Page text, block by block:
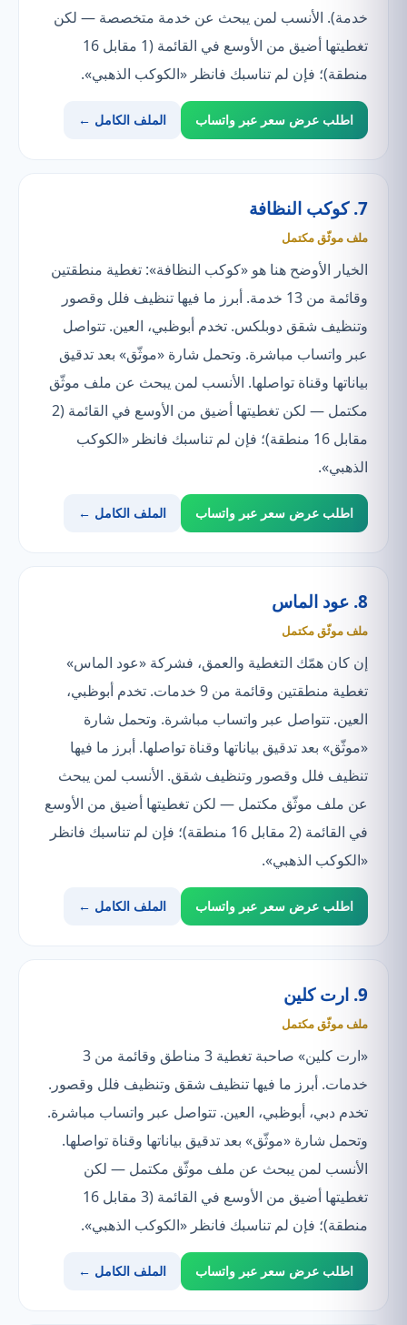
خدمة). الأنسب لمن يبحث عن خدمة متخصصة — لكن
تغطيتها أضيق من الأوسع في القائمة (1 مقابل 16
منطقة)؛ فإن لم تناسبك فانظر «الكوكب الذهبي».
اطلب عرض سعر عبر واتساب الملف الكامل ←
7. كوكب النظافة
ملف موثّق مكتمل
الخيار الأوضح هنا هو «كوكب النظافة»: تغطية منطقتين
وقائمة من 13 خدمة. أبرز ما فيها تنظيف فلل وقصور
وتنظيف شقق دوبلكس. تخدم أبوظبي، العين. تتواصل
عبر واتساب مباشرة. وتحمل شارة «موثّق» بعد تدقيق
بياناتها وقناة تواصلها. الأنسب لمن يبحث عن ملف موثّق
مكتمل — لكن تغطيتها أضيق من الأوسع في القائمة (2
مقابل 16 منطقة)؛ فإن لم تناسبك فانظر «الكوكب
الذهبي».
اطلب عرض سعر عبر واتساب الملف الكامل ←
8. عود الماس
ملف موثّق مكتمل
إن كان همّك التغطية والعمق، فشركة «عود الماس»
تغطية منطقتين وقائمة من 9 خدمات. تخدم أبوظبي،
العين. تتواصل عبر واتساب مباشرة. وتحمل شارة
«موثّق» بعد تدقيق بياناتها وقناة تواصلها. أبرز ما فيها
تنظيف فلل وقصور وتنظيف شقق. الأنسب لمن يبحث
عن ملف موثّق مكتمل — لكن تغطيتها أضيق من الأوسع
في القائمة (2 مقابل 16 منطقة)؛ فإن لم تناسبك فانظر
«الكوكب الذهبي».
اطلب عرض سعر عبر واتساب الملف الكامل ←
9. ارت كلين
ملف موثّق مكتمل
«ارت كلين» صاحبة تغطية 3 مناطق وقائمة من 3
خدمات. أبرز ما فيها تنظيف شقق وتنظيف فلل وقصور.
تخدم دبي، أبوظبي، العين. تتواصل عبر واتساب مباشرة.
وتحمل شارة «موثّق» بعد تدقيق بياناتها وقناة تواصلها.
الأنسب لمن يبحث عن ملف موثّق مكتمل — لكن
تغطيتها أضيق من الأوسع في القائمة (3 مقابل 16
منطقة)؛ فإن لم تناسبك فانظر «الكوكب الذهبي».
اطلب عرض سعر عبر واتساب الملف الكامل ←